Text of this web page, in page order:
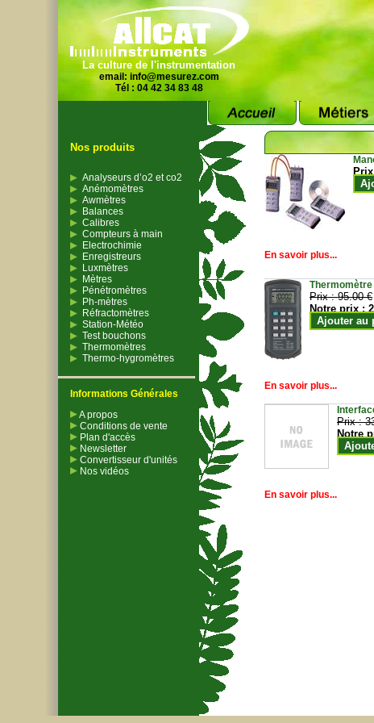
La culture de l'instrumentation
email: info@mesurez.com
Tél : 04 42 34 83 48
Nos produits
Analyseurs d’o2 et co2
Anémomètres
Awmètres
Balances
Calibres
Compteurs à main
Electrochimie
Enregistreurs
Luxmètres
Mètres
Pénétromètres
Ph-mètres
Réfractomètres
Station-Météo
Test bouchons
Thermomètres
Thermo-hygromètres
Informations Générales
A propos
Conditions de vente
Plan d'accès
Newsletter
Convertisseur d'unités
Nos vidéos
En savoir plus...
Prix :95.00 €
Notre prix :
Ajouter au
En savoir plus...
Prix :
Notre
En savoir plus...